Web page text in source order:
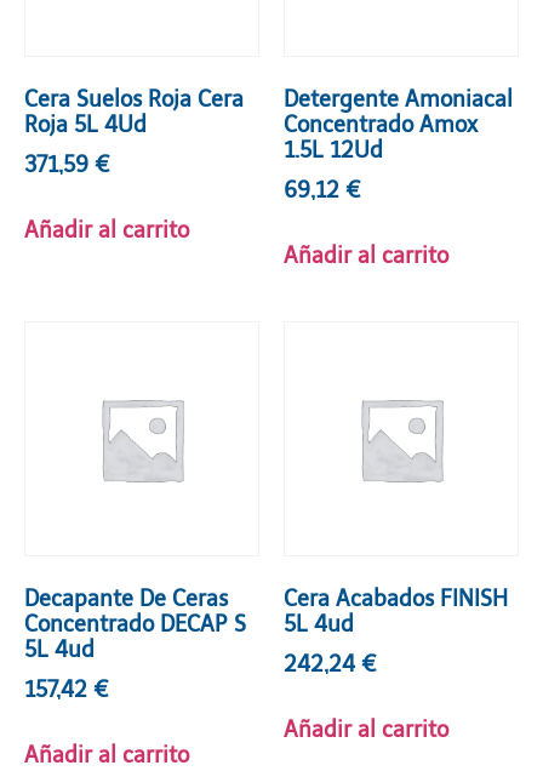
Cera Suelos Roja Cera
Roja 5L 4Ud
371,59 €
Añadir al carrito
Detergente Amoniacal
Concentrado Amox
1.5L 12Ud
69,12 €
Añadir al carrito
Decapante De Ceras
Concentrado DECAP S
5L 4ud
157,42 €
Añadir al carrito
Cera Acabados FINISH
5L 4ud
242,24€
Añadir al carrito